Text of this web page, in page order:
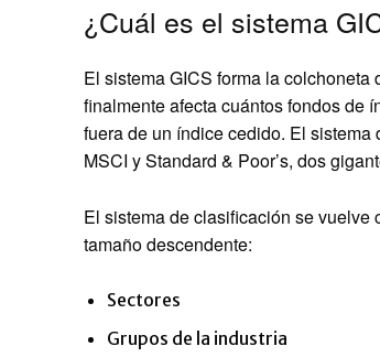
¿Cuál es el sistema
El sistema GICS forma la
finalmente afecta cuántos fondos de
fuera de un índice cedido. El
MSCI y Standard & Poor’s, dos
El sistema de clasificación se
tamaño descendente:
Sectores
Grupos de la industria